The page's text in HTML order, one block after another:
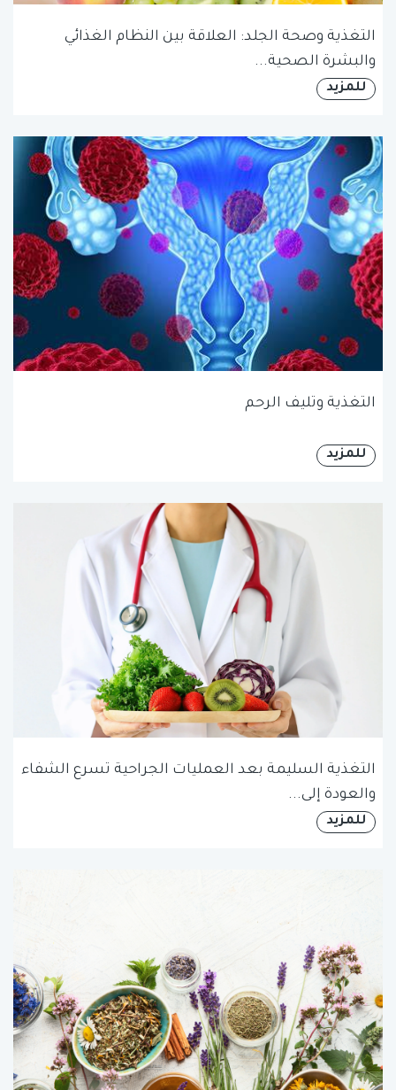
التغذية وصحة الجلد: العلاقة بين النظام الغذائي
والبشرة الصحية...
للمزيد
التغذية وتليف الرحم
للمزيد
التغذية السليمة بعد العمليات الجراحية تسرع الشفاء
والعودة إلى...
للمزيد